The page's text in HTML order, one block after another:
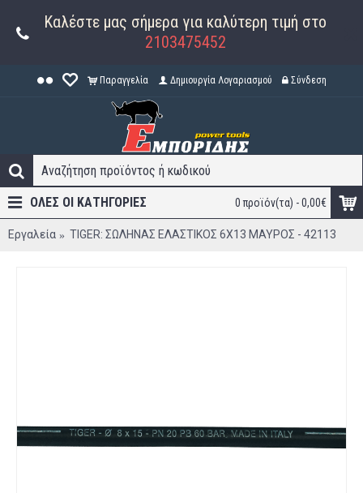
Καλέστε μας σήμερα για καλύτερη τιμή στο
2103475452
Παραγγελία Δημιουργία Λογαριασμού Σύνδεση
0 προϊόν(τα) - 0,00€
ΟΛΕΣ ΟΙ ΚΑΤΗΓΟΡΊΕΣ
Εργαλεία TIGER: ΣΩΛΗΝΑΣ ΕΛΑΣΤΙΚΟΣ 6Χ13 ΜΑΥΡΟΣ - 42113